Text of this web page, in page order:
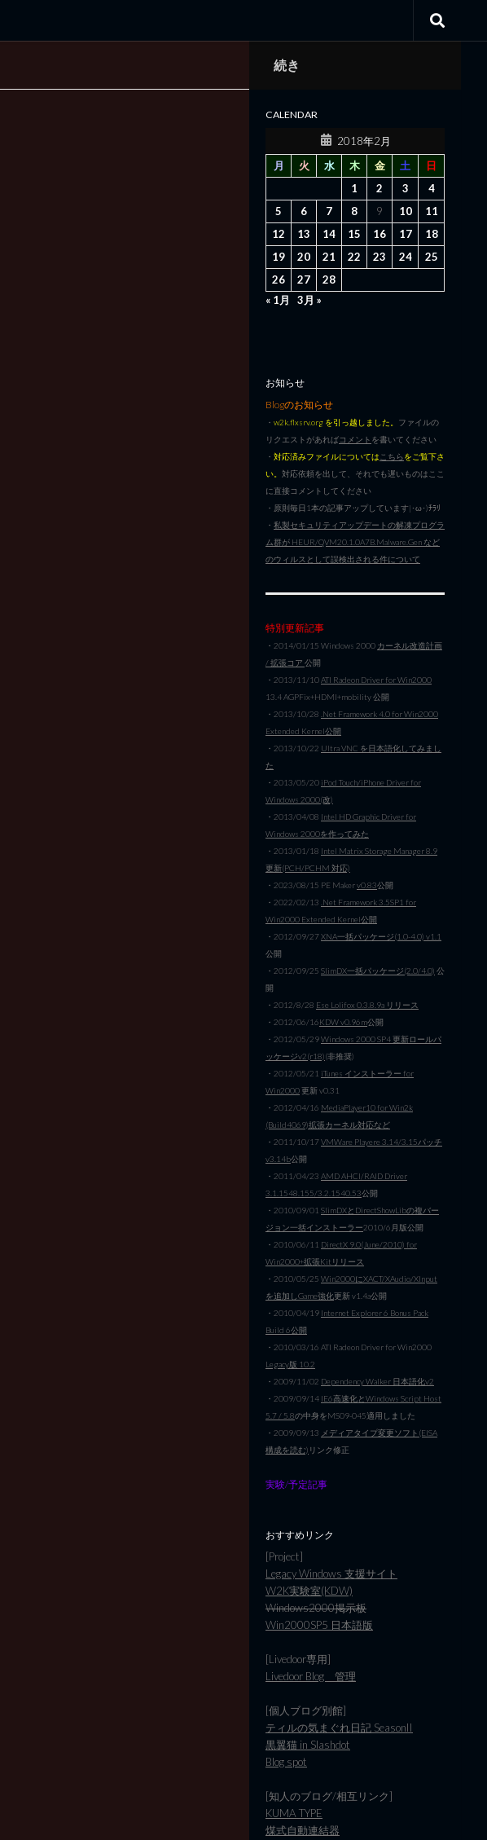
続き
CALENDAR
2018年2月
月
火 水 木 金 土
日
1
2 3
4
5
6 7 8 9 10
11
12
13 14 15 16 17
18
19
20 21 22 23 24
25
26
27
28
« 1月
3月 »
お知らせ
Blogのお知らせ
・ w2k.flxsrv.org を引っ越しました。 ファイルの
リクエストがあればコメント を書いてください
・ 対応済みファイルについては こちらをご覧下さ
い。 対応依頼を出して、それでも遅いものはここ
に直接コメントしてください
・原則毎日1本の記事アップしています|･ω･)ﾁﾗﾘ
・ 私製セキュリティアップデートの解凍プログラ
ム群が HEUR/QVM20.1.0A7B.Malware.Gen など
のウィルスとして誤検出される件について
特別更新記事
・2014/01/15 Windows 2000 カーネル改造計画
/ 拡張コア 公開
・2013/11/10ATI Radeon Driver for Win2000
13.4 AGPFix+HDMI+mobility 公開
・2013/10/28 .Net Framework 4.0 for Win2000
Extended Kernel公開
・2013/10/22 Ultra VNC を日本語化してみまし
た
・2013/05/20 iPod Touch/iPhone Driver for
Windows 2000(改)
・2013/04/08 Intel HD Graphic Driver for
Windows 2000を作ってみた
・2013/01/18 Intel Matrix Storage Manager 8.9
更新(PCH/PCHM 対応)
・2023/08/15 PE Makerv0.83公開
・2022/02/13 .Net Framework 3.5SP1 for
Win2000 Extended Kernel公開
・2012/09/27XNA一括パッケージ(1.0-4.0) v1.1
公開
・2012/09/25 SlimDX一括パッケージ(2.0/4.0) 公
開
・2012/8/28 Ese Lolifox 0.3.8.9a リリース
・2012/06/16KDW v0.96m公開
・2012/05/29Windows 2000 SP4 更新ロールパ
ッケージv2(r18)(非推奨)
・2012/05/21 iTunes インストーラー for
Win2000更新 v0.31
・2012/04/16 MediaPlayer10 for Win2k
(Build4069)拡張カーネル対応など
・2011/10/17VMWare Playere 3.14/3.15パッチ
v3.14b公開
・2011/04/23 AMD AHCI/RAID Driver
3.1.1548.155/3.2.1540.53公開
・2010/09/01 SlimDXとDirectShowLibの複バー
ジョン一括インストーラー2010/6月版公開
・2010/06/11 DirectX 9.0(June/2010) for
Win2000+拡張Kitリリース
・2010/05/25 Win2000にXACT/XAudio/XInput
を追加しGame強化更新 v1.4a公開
・2010/04/19 Internet Explorer 6 Bonus Pack
Build 6公開
・2010/03/16 ATI Radeon Driver for Win2000
Legacy版 10.2
・2009/11/02 Dependency Walker 日本語化v2
・2009/09/14 IE6高速化とWindows Script Host
5.7 / 5.8の中身をMS09-045適用しました
・2009/09/13 メディアタイプ変更ソフト(EISA
構成を読む) リンク修正
実験/予定記事
おすすめリンク
[Project]
Legacy Windows 支援サイト
W2K実験室(KDW)
Windows2000掲示板
Win2000SP5 日本語版
[Livedoor専用]
Livedoor Blog 管理
[個人ブログ別館]
ティルの気まぐれ日記 SeasonII
黒翼猫 in Slashdot
Blog spot
[知人のブログ/相互リンク]
KUMA TYPE
煤式自動連結器